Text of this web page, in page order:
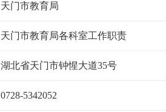
天门市教育局
天门市教育局各科室工作职责
湖北省天门市钟惺大道35号
0728-5342052